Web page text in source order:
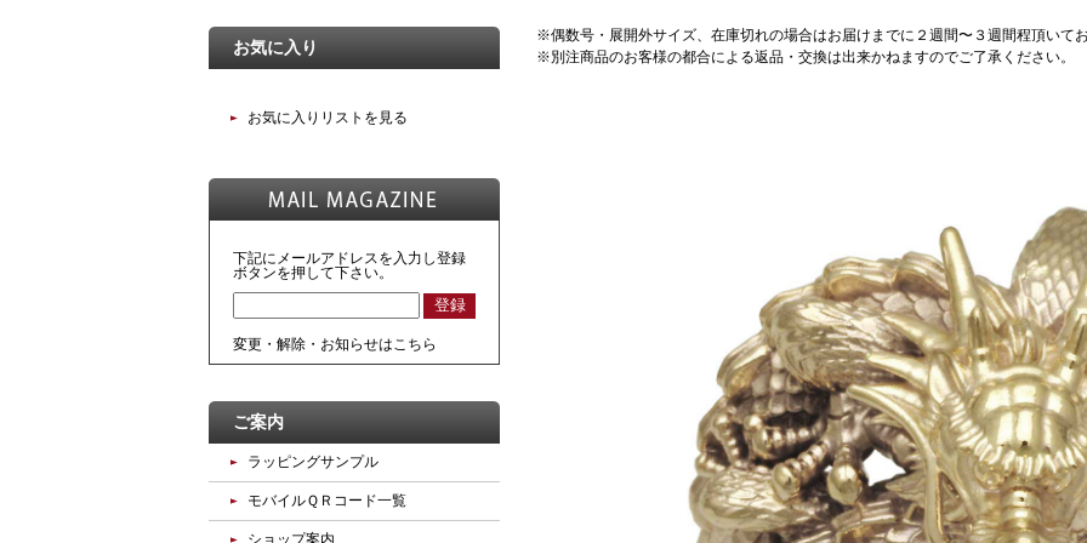
※偶数号・展開外サイズ、在庫切れの場合はお届けまでに２週間〜３週間程頂いて
※別注商品のお客様の都合による返品・交換は出来かねますのでご了承ください。
お気に入り
お気に入りリストを見る
下記にメールアドレスを入力し登録
ボタンを押して下さい。
変更・解除・お知らせはこちら
ご案内
ラッピングサンプル
モバイルＱＲコード一覧
ショップ案内